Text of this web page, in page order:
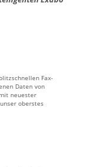
Fax-
Daten von
neuester
oberstes